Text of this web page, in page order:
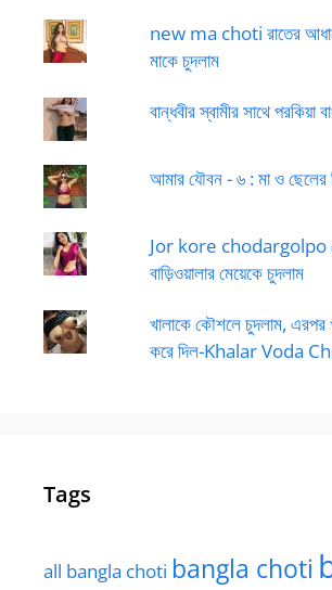
new ma choti রাতের
মাকে চুদলাম
বান্ধবীর স্বামীর সাথে পরকিয়া
আমার যৌবন - ৬ : মা ও ছেলের
Jor kore chodargolpo
বাড়িওয়ালার মেয়েকে চুদলাম
খালাকে কৌশলে চুদলাম, এরপর
করে দিল-Khalar Voda
Tags
all bangla choti bangla choti